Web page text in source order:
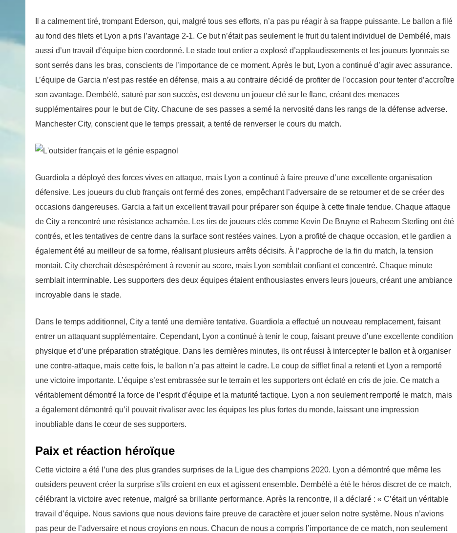
Il a calmement tiré, trompant Ederson, qui, malgré tous ses efforts, n’a pas pu réagir à sa frappe puissante. Le ballon a filé
au fond des filets et Lyon a pris l’avantage 2-1. Ce but n’était pas seulement le fruit du talent individuel de Dembélé, mais
aussi d’un travail d’équipe bien coordonné. Le stade tout entier a explosé d’applaudissements et les joueurs lyonnais se
sont serrés dans les bras, conscients de l’importance de ce moment. Après le but, Lyon a continué d’agir avec assurance.
L’équipe de Garcia n’est pas restée en défense, mais a au contraire décidé de profiter de l’occasion pour tenter d’accroître
son avantage. Dembélé, saturé par son succès, est devenu un joueur clé sur le flanc, créant des menaces
supplémentaires pour le but de City. Chacune de ses passes a semé la nervosité dans les rangs de la défense adverse.
Manchester City, conscient que le temps pressait, a tenté de renverser le cours du match.
Guardiola a déployé des forces vives en attaque, mais Lyon a continué à faire preuve d’une excellente organisation
défensive. Les joueurs du club français ont fermé des zones, empêchant l’adversaire de se retourner et de se créer des
occasions dangereuses. Garcia a fait un excellent travail pour préparer son équipe à cette finale tendue. Chaque attaque
de City a rencontré une résistance acharnée. Les tirs de joueurs clés comme Kevin De Bruyne et Raheem Sterling ont été
contrés, et les tentatives de centre dans la surface sont restées vaines. Lyon a profité de chaque occasion, et le gardien a
également été au meilleur de sa forme, réalisant plusieurs arrêts décisifs. À l’approche de la fin du match, la tension
montait. City cherchait désespérément à revenir au score, mais Lyon semblait confiant et concentré. Chaque minute
semblait interminable. Les supporters des deux équipes étaient enthousiastes envers leurs joueurs, créant une ambiance
incroyable dans le stade.
Dans le temps additionnel, City a tenté une dernière tentative. Guardiola a effectué un nouveau remplacement, faisant
entrer un attaquant supplémentaire. Cependant, Lyon a continué à tenir le coup, faisant preuve d’une excellente condition
physique et d’une préparation stratégique. Dans les dernières minutes, ils ont réussi à intercepter le ballon et à organiser
une contre-attaque, mais cette fois, le ballon n’a pas atteint le cadre. Le coup de sifflet final a retenti et Lyon a remporté
une victoire importante. L’équipe s’est embrassée sur le terrain et les supporters ont éclaté en cris de joie. Ce match a
véritablement démontré la force de l’esprit d’équipe et la maturité tactique. Lyon a non seulement remporté le match, mais
a également démontré qu’il pouvait rivaliser avec les équipes les plus fortes du monde, laissant une impression
inoubliable dans le cœur de ses supporters.
Paix et réaction héroïque
Cette victoire a été l’une des plus grandes surprises de la Ligue des champions 2020. Lyon a démontré que même les
outsiders peuvent créer la surprise s’ils croient en eux et agissent ensemble. Dembélé a été le héros discret de ce match,
célébrant la victoire avec retenue, malgré sa brillante performance. Après la rencontre, il a déclaré : « C’était un véritable
travail d’équipe. Nous savions que nous devions faire preuve de caractère et jouer selon notre système. Nous n’avions
pas peur de l’adversaire et nous croyions en nous. Chacun de nous a compris l’importance de ce match, non seulement